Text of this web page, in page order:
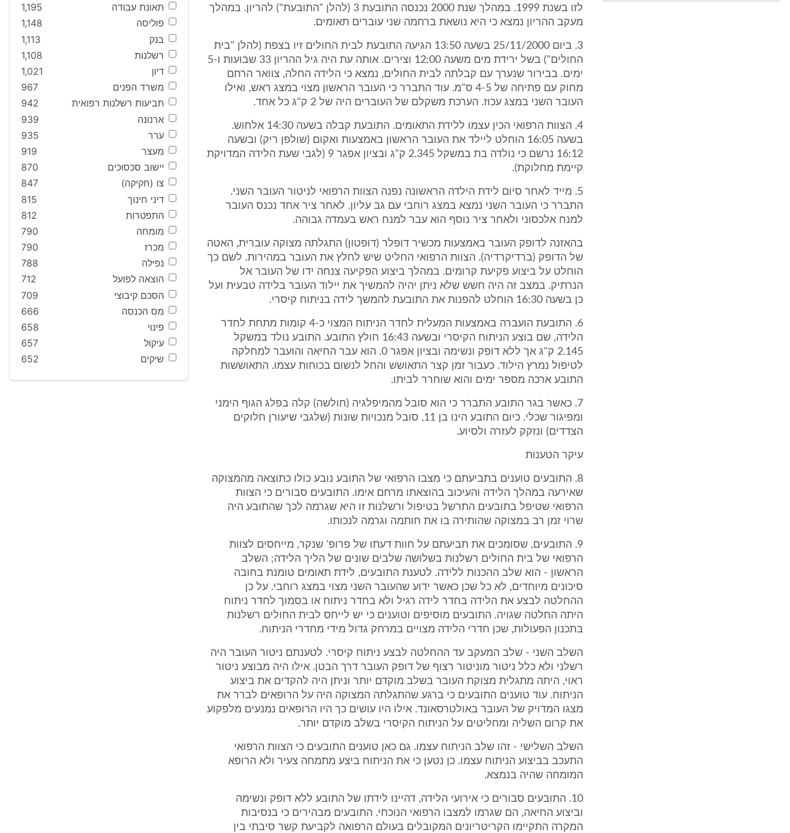
לזו בשנת 1999. במהלך שנת 2000 נכנסה התובעת 3 (להלן "התובעת") להריון. במהלך
מעקב ההריון נמצא כי היא נושאת ברחמה שני עוברים תאומים.
3. ביום 25/11/2000 בשעה 13:50 הגיעה התובעת לבית החולים זיו בצפת (להלן "בית
החולים") בשל ירידת מים משעה 12:00 וצירים. אותה עת היה גיל ההריון 33 שבועות ו-5
ימים. בבירור שנערך עם קבלתה לבית החולים, נמצא כי הלידה החלה, צוואר הרחם
מחוק עם פתיחה של 4-5 ס"מ. עוד התברר כי העובר הראשון מצוי במצג ראש, ואילו
העובר השני במצג עכוז. הערכת משקלם של העוברים היה של 2 ק"ג כל אחד.
4. הצוות הרפואי הכין עצמו ללידת התאומים. התובעת קבלה בשעה 14:30 אלחוש.
בשעה 16:05 הוחלט ליילד את העובר הראשון באמצעות ואקום (שולפן ריק) ובשעה
16:12 נרשם כי נולדה בת במשקל 2.345 ק"ג ובציון אפגר 9 (לגבי שעת הלידה המדויקת
קיימת מחלוקת).
5. מייד לאחר סיום לידת הילדה הראשונה נפנה הצוות הרפואי לניטור העובר השני.
התברר כי העובר השני נמצא במצג רוחבי עם גב עליון. לאחר ציר אחד נכנס העובר
למנח אלכסוני ולאחר ציר נוסף הוא עבר למנח ראש בעמדה גבוהה.
בהאזנה לדופק העובר באמצעות מכשיר דופלר (דופטון) התגלתה מצוקה עוברית, האטה
של הדופק (ברדיקרדיה). הצוות הרפואי החליט שיש לחלץ את העובר במהירות. לשם כך
הוחלט על ביצוע פקיעת קרומים. במהלך ביצוע הפקיעה צנחה ידו של העובר אל
הנרתיק. במצב זה היה חשש שלא ניתן יהיה להמשיך את יילוד העובר בלידה טבעית ועל
כן בשעה 16:30 הוחלט להפנות את התובעת להמשך לידה בניתוח קיסרי.
6. התובעת הועברה באמצעות המעלית לחדר הניתוח המצוי כ-4 קומות מתחת לחדר
הלידה, שם בוצע הניתוח הקיסרי ובשעה 16:43 חולץ התובע. התובע נולד במשקל
2.145 ק"ג אך ללא דופק ונשימה ובציון אפגר 0. הוא עבר החיאה והועבר למחלקה
לטיפול נמרץ הילוד. כעבור זמן קצר התאושש והחל לנשום בכוחות עצמו. התאוששות
התובע ארכה מספר ימים והוא שוחרר לביתו.
7. כאשר בגר התובע התברר כי הוא סובל מהמיפלגיה (חולשה) קלה בפלג הגוף הימני
ומפיגור שכלי. כיום התובע הינו בן 11, סובל מנכויות שונות (שלגבי שיעורן חלוקים
הצדדים) ונזקק לעזרה ולסיוע.
עיקר הטענות
8. התובעים טוענים בתביעתם כי מצבו הרפואי של התובע נובע כולו כתוצאה מהמצוקה
שאירעה במהלך הלידה והעיכוב בהוצאתו מרחם אימו. התובעים סבורים כי הצוות
הרפואי שטיפל בתובעים התרשל בטיפול ורשלנות זו היא שגרמה לכך שהתובע היה
שרוי זמן רב במצוקה שהותירה בו את חותמה וגרמה לנכותו.
9. התובעים, שסומכים את תביעתם על חוות דעתו של פרופ' שנקר, מייחסים לצוות
הרפואי של בית החולים רשלנות בשלושה שלבים שונים של הליך הלידה; השלב
הראשון - הוא שלב ההכנות ללידה. לטענת התובעים, לידת תאומים טומנת בחובה
סיכונים מיוחדים, לא כל שכן כאשר ידוע שהעובר השני מצוי במצג רוחבי. על כן
ההחלטה לבצע את הלידה בחדר לידה רגיל ולא בחדר ניתוח או בסמוך לחדר ניתוח
היתה החלטה שגויה. התובעים מוסיפים וטוענים כי יש לייחס לבית החולים רשלנות
בתכנון הפעולות, שכן חדרי הלידה מצויים במרחק גדול מידי מחדרי הניתוח.
השלב השני - שלב המעקב עד ההחלטה לבצע ניתוח קיסרי. לטענתם ניטור העובר היה
רשלני ולא כלל ניטור מוניטור רצוף של דופק העובר דרך הבטן. אילו היה מבוצע ניטור
ראוי, היתה מתגלית מצוקת העובר בשלב מוקדם יותר וניתן היה להקדים את ביצוע
הניתוח. עוד טוענים התובעים כי ברגע שהתגלתה המצוקה היה על הרופאים לברר את
מצגו המדויק של העובר באולטרסאונד. אילו היו עושים כך היו הרופאים נמנעים מלפקוע
את קרום השליה ומחליטים על הניתוח הקיסרי בשלב מוקדם יותר.
השלב השלישי - זהו שלב הניתוח עצמו. גם כאן טוענים התובעים כי הצוות הרפואי
התעכב בביצוע הניתוח עצמו. כן נטען כי את הניתוח ביצע מתמחה צעיר ולא הרופא
המומחה שהיה בנמצא.
10. התובעים סבורים כי אירועי הלידה, דהיינו לידתו של התובע ללא דופק ונשימה
וביצוע החיאה, הם שגרמו למצבו הרפואי הנוכחי. התובעים מבהירים כי בנסיבות
המקרה התקיימו הקריטריונים המקובלים בעולם הרפואה לקביעת קשר סיבתי בין
תאונת עבודה
1,195
פוליסה
1,148
בנק
1,113
רשלנות
1,108
דיון
1,021
משרד הפנים
967
תביעות רשלנות רפואית
942
ארנונה
939
ערר
935
מעצר
919
יישוב סכסוכים
870
צו (חקיקה)
847
דיני חינוך
815
התפטרות
812
מומחה
790
מכרז
790
נפילה
788
הוצאה לפועל
712
הסכם קיבוצי
709
מס הכנסה
666
פינוי
658
עיקול
657
שיקים
652